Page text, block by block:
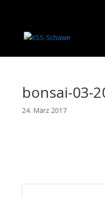
bonsai-03-
24. März 2017